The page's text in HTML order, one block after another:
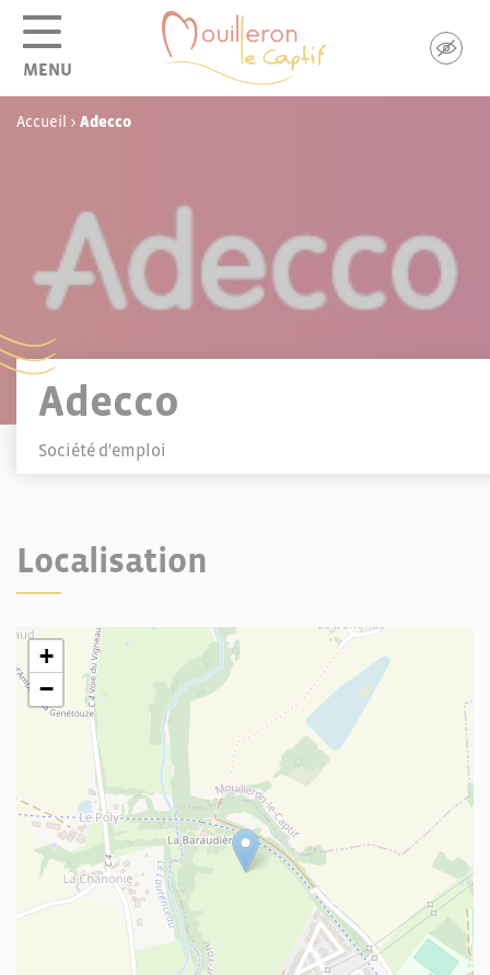
MENU
Accueil > Adecco
Adecco
Société d'emploi
Localisation
+
−
Panneau de gestion des cookies